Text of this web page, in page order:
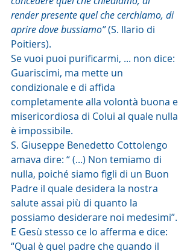
render presente quel che cerchiamo, di
aprire dove bussiamo” (S. Ilario di
Poitiers).
Se vuoi puoi purificarmi, ... non dice:
Guariscimi, ma mette un
condizionale e di affida
completamente alla volontà buona e
misericordiosa di Colui al quale nulla
è impossibile.
S. Giuseppe Benedetto Cottolengo
amava dire: “ (...) Non temiamo di
nulla, poiché siamo figli di un Buon
Padre il quale desidera la nostra
salute assai più di quanto la
possiamo desiderare noi medesimi”.
E Gesù stesso ce lo afferma e dice:
“Qual è quel padre che quando il